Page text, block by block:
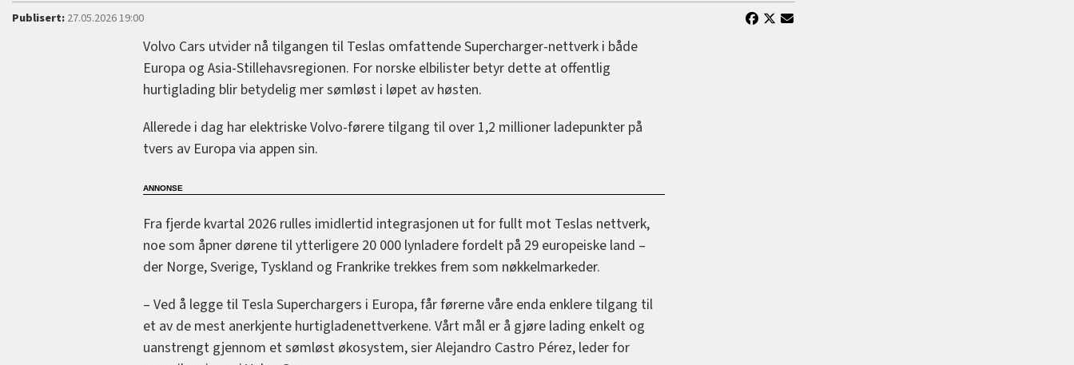
Publisert:27.05.2026 19:00
Volvo Cars utvider nå tilgangen til Teslas omfattende Supercharger-nettverk i både
Europa og Asia-Stillehavsregionen. For norske elbilister betyr dette at offentlig
hurtiglading blir betydelig mer sømløst i løpet av høsten.
Allerede i dag har elektriske Volvo-førere tilgang til over 1,2 millioner ladepunkter på
tvers av Europa via appen sin.
Fra fjerde kvartal 2026 rulles imidlertid integrasjonen ut for fullt mot Teslas nettverk,
noe som åpner dørene til ytterligere 20 000 lynladere fordelt på 29 europeiske land –
der Norge, Sverige, Tyskland og Frankrike trekkes frem som nøkkelmarkeder.
– Ved å legge til Tesla Superchargers i Europa, får førerne våre enda enklere tilgang til
et av de mest anerkjente hurtigladenettverkene. Vårt mål er å gjøre lading enkelt og
uanstrengt gjennom et sømløst økosystem, sier Alejandro Castro Pérez, leder for